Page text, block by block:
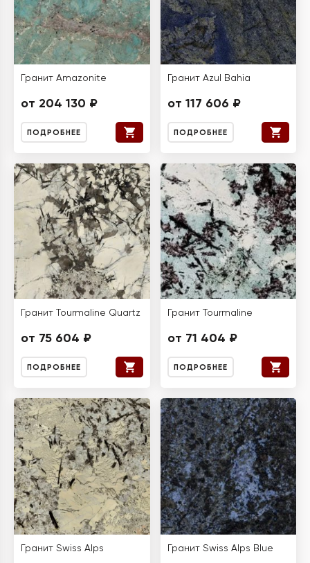
Гранит Amazonite
от 204 130 ₽
ПОДРОБНЕЕ
Гранит Azul Bahia
от 117 606 ₽
ПОДРОБНЕЕ
Гранит Tourmaline Quartz
от 75 604 ₽
ПОДРОБНЕЕ
Гранит Tourmaline
от 71 404 ₽
ПОДРОБНЕЕ
Гранит Swiss Alps Гранит Swiss Alps Blue